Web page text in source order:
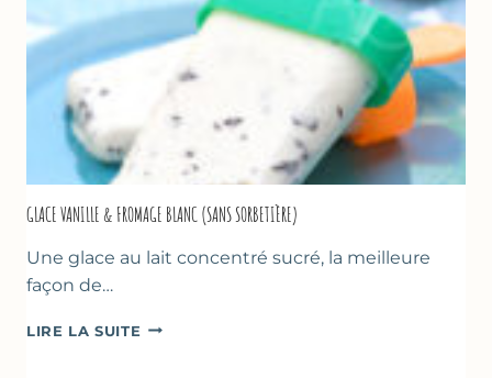
GLACE VANILLE & FROMAGE BLANC (SANS SORBETIÈRE)
Une glace au lait concentré sucré, la meilleure
façon de…
LIRE LA SUITE GLACE